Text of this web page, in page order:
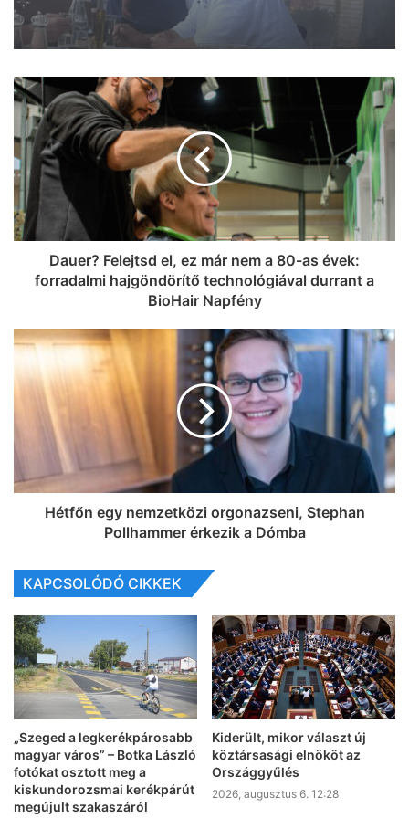
Lazul a volt miniszterelnök: Orbán
Viktor felbukkant a szerbiai
trombitafesztiválon, sörözött és
csevapot kóstolt
megszólalt az ügyben
Dauer? Felejtsd el, ez már nem a 80-as évek:
forradalmi hajgöndörítő technológiával durrant a
BioHair Napfény
Hétfőn egy nemzetközi orgonazseni, Stephan
Pollhammer érkezik a Dómba
KAPCSOLÓDÓ CIKKEK
„Szeged a legkerékpárosabb
magyar város” – Botka László
fotókat osztott meg a
kiskundorozsmai kerékpárút
megújult szakaszáról
Kiderült, mikor választ új
köztársasági elnököt az
Országgyűlés
2026, augusztus 6. 12:28